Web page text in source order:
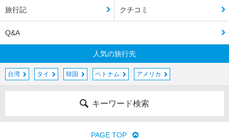
旅行記 クチコミ
Q&A
人気の旅行先
台湾 タイ 韓国 ベトナム アメリカ
キーワード検索
PAGE TOP